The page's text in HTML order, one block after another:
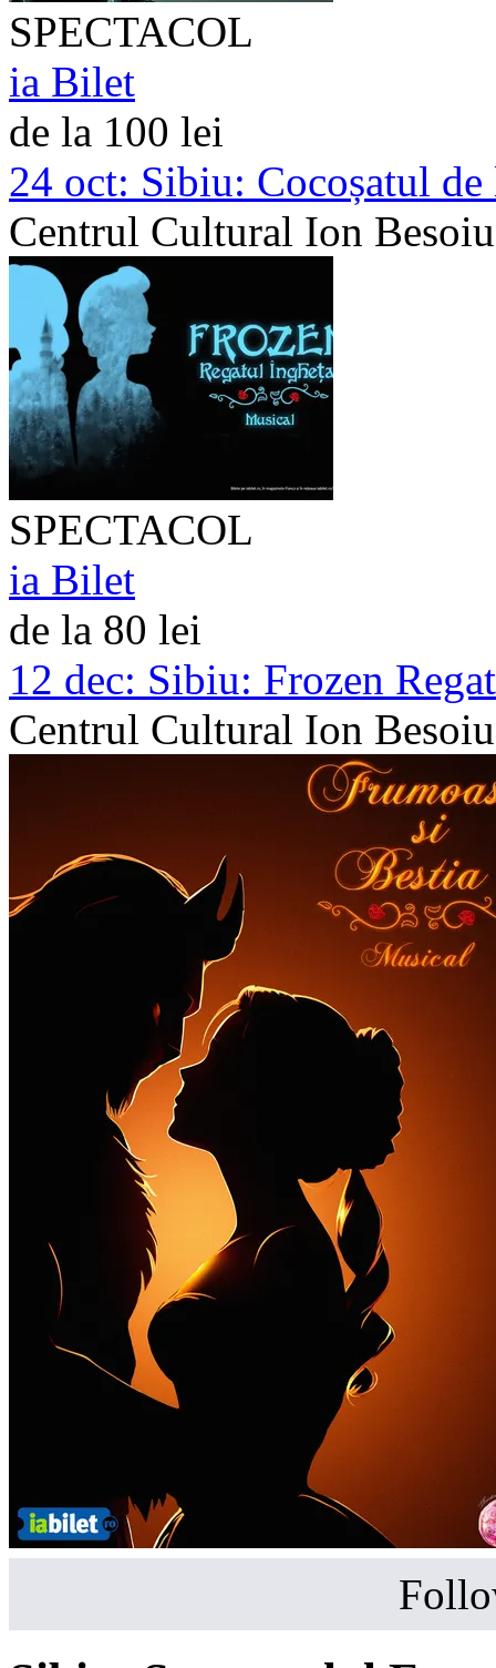
SPECTACOL
ia Bilet
de la 100 lei
24 oct: Sibiu: Cocoșatul
Centrul Cultural Ion Besoiu
SPECTACOL
ia Bilet
de la 80 lei
12 dec: Sibiu: Frozen
Centrul Cultural Ion Besoiu